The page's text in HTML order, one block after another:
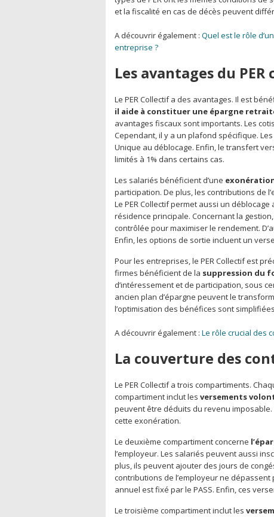
et la fiscalité en cas de décès peuvent
A découvrir également : Quel est le rôle
entreprise ?
Les avantages du
Le PER Collectif a des avantages. Il est
il aide à constituer une épargne
avantages fiscaux sont importants. Les
Cependant, il y a un plafond spécifique.
Unique au déblocage. Enfin, le transfert
limités à 1% dans certains cas.
Les salariés bénéficient d’une
participation. De plus, les contributions de
Le PER Collectif permet aussi un
résidence principale. Concernant la
contrôlée pour maximiser le rendement.
Enfin, les options de sortie incluent un
Pour les entreprises, le PER Collectif est
firmes bénéficient de la suppression du
d’intéressement et de participation, sous
ancien plan d’épargne peuvent le
l’optimisation des bénéfices sont
A découvrir également : Le rôle crucial des
La couverture des
Le PER Collectif a trois compartiments.
compartiment inclut les versements
peuvent être déduits du revenu
cette exonération.
Le deuxième compartiment concerne
l’employeur. Les salariés peuvent aussi
plus, ils peuvent ajouter des jours de
contributions de l’employeur ne
annuel est fixé par le PASS. Enfin, ces
Le troisième compartiment inclut les